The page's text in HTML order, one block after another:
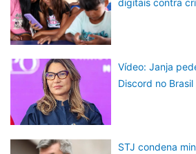
digitais contra
Vídeo: Janja
Discord no Brasil
STJ condena